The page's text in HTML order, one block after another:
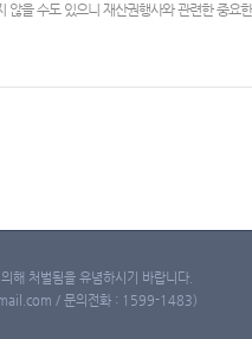
을 수도 있으니 재산권행사와 관련한 중요
해 처벌됨을 유념하시기 바랍니다.
/ 문의전화 : 1599-1483)